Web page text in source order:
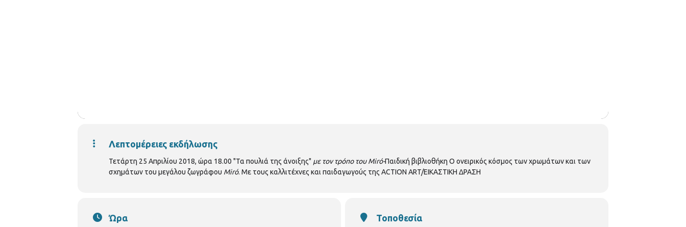
Λεπτομέρειες εκδήλωσης
Τετάρτη 25 Απριλίου 2018, ώρα 18.00 "Τα πουλιά της άνοιξης" με τον τρόπο του Mirό-Παιδική βιβλιοθήκη Ο ονειρικός κόσμος των χρωμάτων και των
σχημάτων του μεγάλου ζωγράφου Mirό. Με τους καλλιτέχνες και παιδαγωγούς της ACTION ART/ΕΙΚΑΣΤΙΚΗ ΔΡΑΣΗ
Ώρα Τοποθεσία